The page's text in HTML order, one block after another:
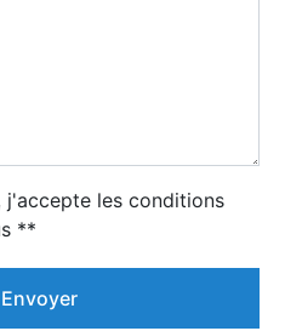
j'accepte les conditions
**
Envoyer